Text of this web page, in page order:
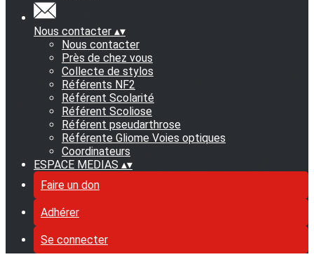
Nous contacter ▴▾
Nous contacter
Près de chez vous
Collecte de stylos
Référents NF2
Référent Scolarité
Référent Scoliose
Référent pseudarthrose
Référente Gliome Voies optiques
Coordinateurs
ESPACE MEDIAS ▴▾
Faire un don
Adhérer
Se connecter